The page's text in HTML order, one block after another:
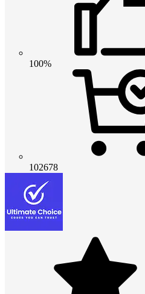
100%
102678